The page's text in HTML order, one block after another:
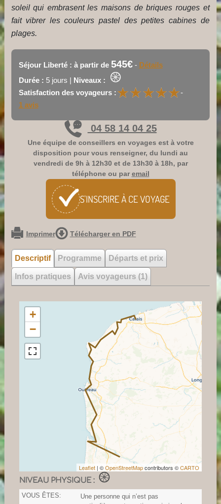
soleil qui embrasent les maisons de briques rouges et
fait vibrer les couleurs pastel des petites cabines de
plages.
Séjour Liberté : à partir de 545€- Détails
Durée : 5 jours | Niveaux :
Satisfaction des voyageurs :★
★★
★★
★★
★★
★-
1 avis
04 58 14 04 25
Une équipe de conseillers en voyages est à votre
disposition pour vous renseigner, du lundi au
vendredi de 9h à 12h30 et de 13h30 à 18h, par
téléphone ou paremail
S'INSCRIRE À CEVOYAGE
Imprimer Télécharger en PDF
Descriptif Programme Départs et prix
Infos pratiques Avis voyageurs (1)
+
−
Leaflet | ©OpenStreetMapcontributors ©CARTO
NIVEAU PHYSIQUE :
VOUS ÊTES:
Une personne qui n’est pas